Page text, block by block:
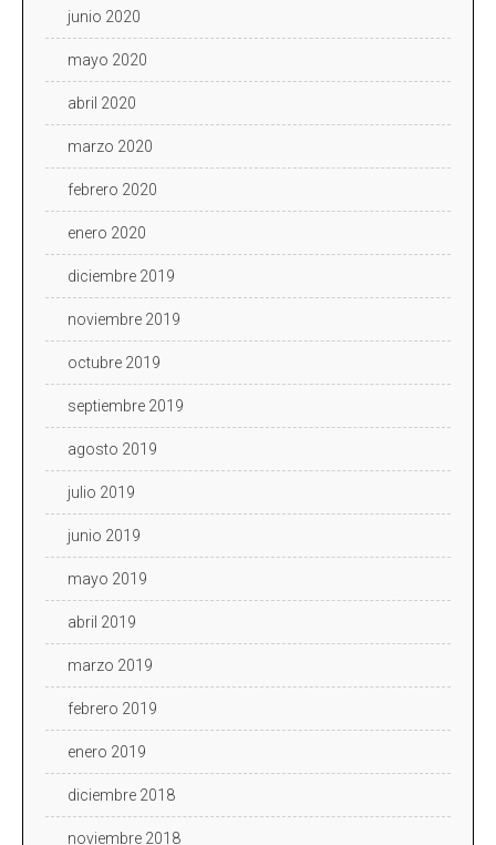
junio 2020
mayo 2020
abril 2020
marzo 2020
febrero 2020
enero 2020
diciembre 2019
noviembre 2019
octubre 2019
septiembre 2019
agosto 2019
julio 2019
junio 2019
mayo 2019
abril 2019
marzo 2019
febrero 2019
enero 2019
diciembre 2018
noviembre 2018